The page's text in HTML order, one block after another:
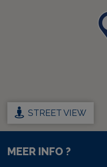
STREET VIEW
MEER INFO ?